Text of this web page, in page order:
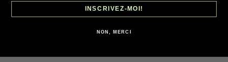
info@ecoradinc.com
INSCRIVEZ-MOI!
NON, MERCI